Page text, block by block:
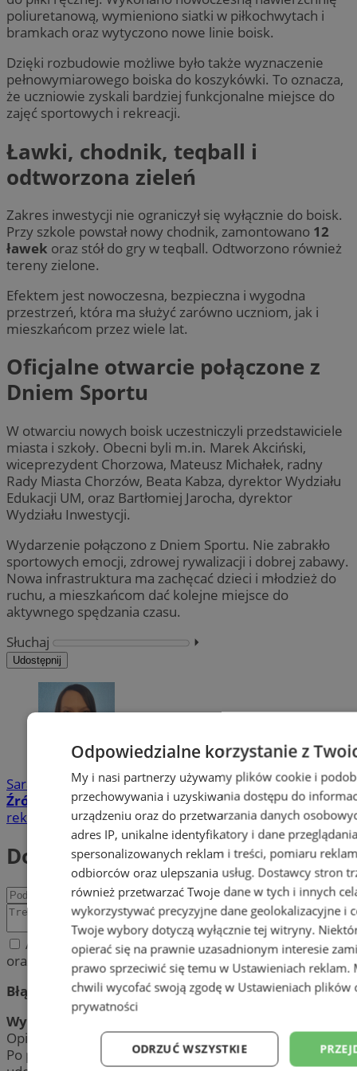
poliuretanową, wymieniono siatki w piłkochwytach i
bramkach oraz wytyczono nowe linie boisk.
Dzięki rozbudowie możliwe było także wyznaczenie
pełnowymiarowego boiska do koszykówki. To oznacza,
że uczniowie zyskali bardziej funkcjonalne miejsce do
zajęć sportowych i rekreacji.
Ławki, chodnik, teqball i
odtworzona zieleń
Zakres inwestycji nie ograniczył się wyłącznie do boisk.
Przy szkole powstał nowy chodnik, zamontowano 12
ławek oraz stół do gry w teqball. Odtworzono również
tereny zielone.
Efektem jest nowoczesna, bezpieczna i wygodna
przestrzeń, która ma służyć zarówno uczniom, jak i
mieszkańcom przez wiele lat.
Oficjalne otwarcie połączone z
Dniem Sportu
W otwarciu nowych boisk uczestniczyli przedstawiciele
miasta i szkoły. Obecni byli m.in. Marek Akciński,
wiceprezydent Chorzowa, Mateusz Michałek, radny
Rady Miasta Chorzów, Beata Kabza, dyrektor Wydziału
Edukacji UM, oraz Bartłomiej Jarocha, dyrektor
Wydziału Inwestycji.
Wydarzenie połączono z Dniem Sportu. Nie zabrakło
sportowych emocji, zdrowej rywalizacji i dobrej zabawy.
Nowa infrastruktura ma zachęcać dzieci i młodzież do
ruchu, a mieszkańcom dać kolejne miejsce do
aktywnego spędzania czasu.
Słuchaj
⏵︎
Udostępnij
Sara Synowiec
Źródło:
UM Chorzów FB
reklama
Dodaj komentarz
Akceptuję regulamin zamieszczania komentarzy
oraz politykę prywatności.
Błąd:
Wynik:
Opinia została pomyślnie dodana.
Po przeprowadzeniu weryfikacji, jej treść zostanie
Odpowiedzialne korzystanie z
My i nasi partnerzy używamy plików cookie i
przechowywania i uzyskiwania dostępu do
urządzeniu oraz do przetwarzania danych
adres IP, unikalne identyfikatory i dane
spersonalizowanych reklam i treści, pomiaru
odbiorców oraz ulepszania usług. Dostawcy stron
również przetwarzać Twoje dane w tych i innych
wykorzystywać precyzyjne dane geolokalizacyjne i
Twoje wybory dotyczą wyłącznie tej witryny.
opierać się na prawnie uzasadnionym interesie
prawo sprzeciwić się temu w Ustawieniach reklam.
chwili wycofać swoją zgodę w Ustawieniach plików
prywatności
ODRZUĆ WSZYSTKIE